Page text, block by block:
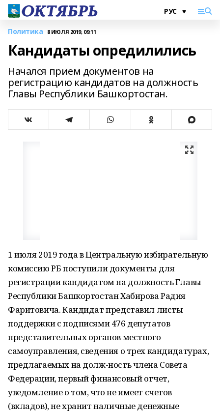
Политика 8 ИЮЛЯ 2019, 09:11
Кандидаты опредилились
Начался прием документов на
регистрацию кандидатов на должность
Главы Республики Башкортостан.
1 июля 2019 года в Центральную избирательную
комиссию РБ поступили документы для
регистрации кандидатом на должность Главы
Республики Башкортостан Хабирова Радия
Фаритовича. Кандидат представил листы
поддержки с подписями 476 депутатов
представительных органов местного
самоуправления, сведения о трех кандидатурах,
предлагаемых на долж-ность члена Совета
Федерации, первый финансовый отчет,
уведомление о том, что не имеет счетов
(вкладов), не хранит наличные денежные